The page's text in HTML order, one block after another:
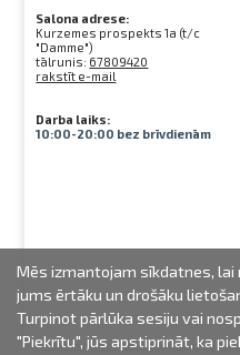
Salona adrese:
Kurzemes prospekts 1a (t/c
"Damme")
tālrunis: 67809420
rakstīt e-mail
Darba laiks:
10:00-20:00 bez brīvdienām
Mēs izmantojam sīkdatnes, lai
jums ērtāku un drošāku
Turpinot pārlūka sesiju vai
"Piekrītu", jūs apstiprināt, ka